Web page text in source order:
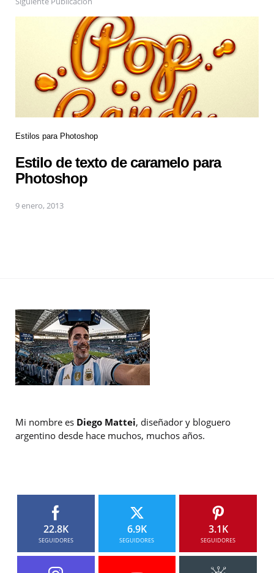
Estilos para Photoshop
Estilo de texto de caramelo para
Photoshop
9 enero, 2013
Mi nombre es Diego Mattei, diseñador y bloguero
argentino desde hace muchos, muchos años.
22.8K
SEGUIDORES
6.9K
SEGUIDORES
3.1K
SEGUIDORES